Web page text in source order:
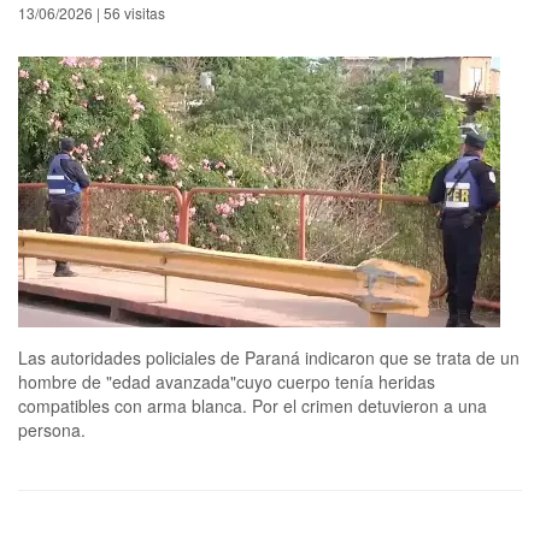
13/06/2026 | 56 visitas
Las autoridades policiales de Paraná indicaron que se trata de un
hombre de "edad avanzada"cuyo cuerpo tenía heridas
compatibles con arma blanca. Por el crimen detuvieron a una
persona.